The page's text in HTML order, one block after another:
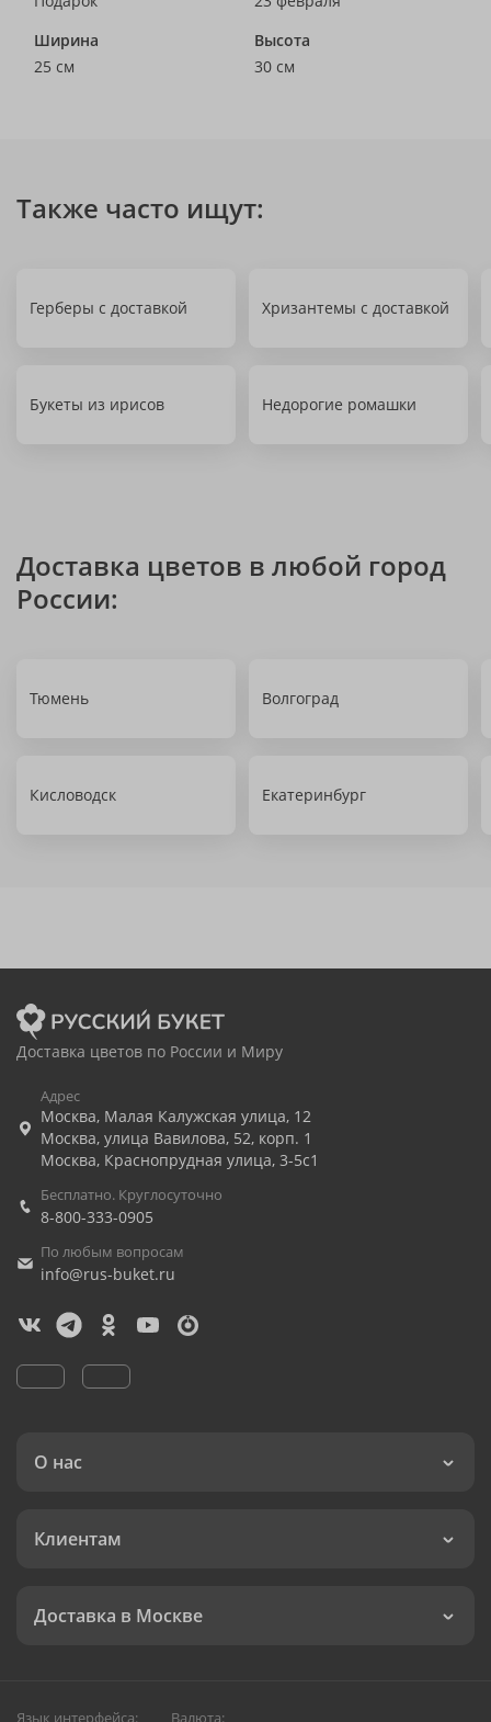
Ширина
25 см
Высота
30 см
Также часто ищут:
Герберы с доставкой Хризантемы с доставкой
Букеты из ирисов Недорогие ромашки
Доставка цветов в любой город
России:
Тюмень Волгоград
Кисловодск Екатеринбург
Доставка цветов по России и Миру
Адрес
Москва, Малая Калужская улица, 12
Москва, улица Вавилова, 52, корп. 1
Москва, Краснопрудная улица, 3-5с1
Бесплатно. Круглосуточно
8-800-333-0905
По любым вопросам
info@rus-buket.ru
О нас
Клиентам
Доставка в Москве
Язык интерфейса: Валюта: